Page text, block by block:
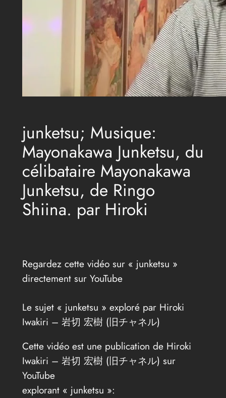
junketsu; Musique:
Mayonakawa Junketsu, du
célibataire Mayonakawa
Junketsu, de Ringo
Shiina. par Hiroki
Regardez cette vidéo sur « junketsu »
directement sur YouTube
Le sujet « junketsu » exploré par Hiroki
Iwakiri – 岩切 宏樹 (旧チャネル)
Cette vidéo est une publication de Hiroki
Iwakiri – 岩切 宏樹 (旧チャネル) sur
YouTube
explorant « junketsu »: